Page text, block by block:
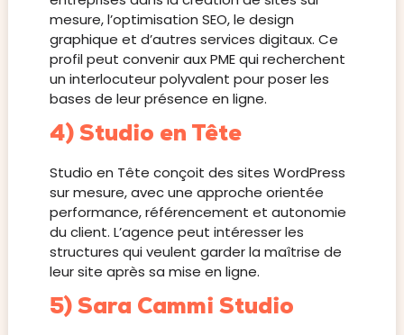
mesure, l’optimisation SEO, le design
graphique et d’autres services digitaux. Ce
profil peut convenir aux PME qui recherchent
un interlocuteur polyvalent pour poser les
bases de leur présence en ligne.
4) Studio en Tête
Studio en Tête conçoit des sites WordPress
sur mesure, avec une approche orientée
performance, référencement et autonomie
du client. L’agence peut intéresser les
structures qui veulent garder la maîtrise de
leur site après sa mise en ligne.
5) Sara Cammi Studio